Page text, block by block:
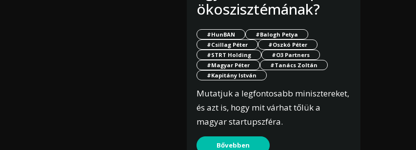
ökoszisztémának?
#HunBAN
#Balogh Petya
#Csillag Péter
#Oszkó Péter
#STRT Holding
#O3 Partners
#Magyar Péter
#Tanács Zoltán
#Kapitány István
Mutatjuk a legfontosabb minisztereket,
és azt is, hogy mit várhat tőlük a
magyar startupszféra.
Bővebben